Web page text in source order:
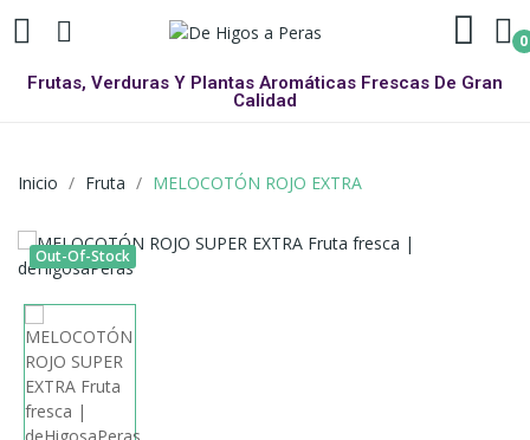
0
Frutas, Verduras Y Plantas Aromáticas Frescas De Gran
Calidad
Inicio Fruta MELOCOTÓN ROJO EXTRA
Out-Of-Stock